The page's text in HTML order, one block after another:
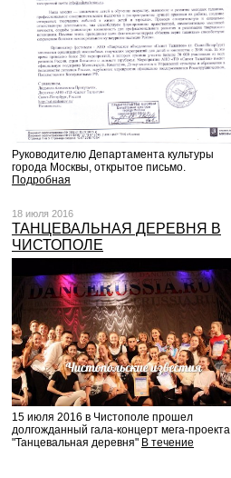
Руководителю Департамента культуры
города Москвы, открытое письмо.
Подробная
18 июля 2016
ТАНЦЕВАЛЬНАЯ ДЕРЕВНЯ В
ЧИСТОПОЛЕ
15 июля 2016 в Чистополе прошел
долгожданный гала-концерт мега-проекта
"Танцевальная деревня" В течение